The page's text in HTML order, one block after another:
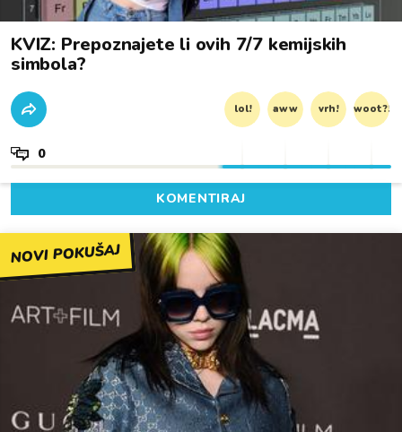
KVIZ: Prepoznajete li ovih 7/7 kemijskih
simbola?
lol! aww vrh! woot?!
0
KOMENTIRAJ
NOVI POKUŠAJ